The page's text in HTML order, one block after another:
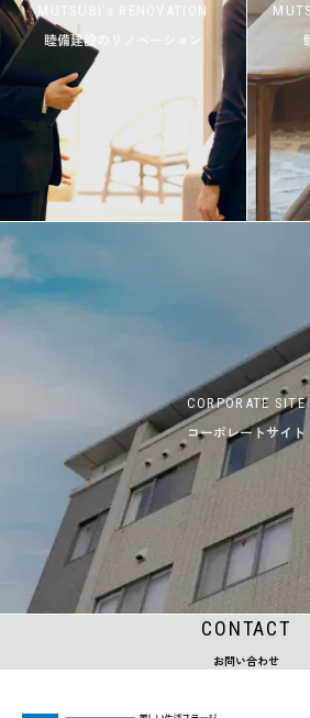
MUTSUBI’s RENOVATION
睦備建設のリノベーション
CORPORATE SITE
コーポレートサイト
CONTACT
お問い合わせ